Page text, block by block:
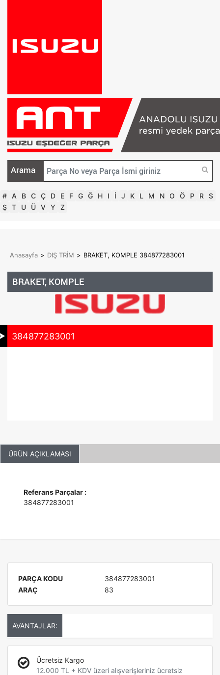
Arama
# A B C Ç D E F G Ğ H I İ J K L M N O Ö P R S
Ş T U Ü V Y Z
Anasayfa > DIŞ TRİM > BRAKET, KOMPLE 384877283001
BRAKET, KOMPLE
384877283001
ÜRÜN AÇIKLAMASI
Referans Parçalar :
384877283001
PARÇA KODU
384877283001
ARAÇ
83
AVANTAJLAR:
Ücretsiz Kargo
12.000 TL + KDV üzeri alışverişleriniz ücretsiz